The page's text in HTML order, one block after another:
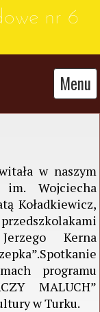
nr 6
Menu
w naszym
Wojciecha
Koładkiewicz,
Kerna
programu
MALUCH”
w Turku.